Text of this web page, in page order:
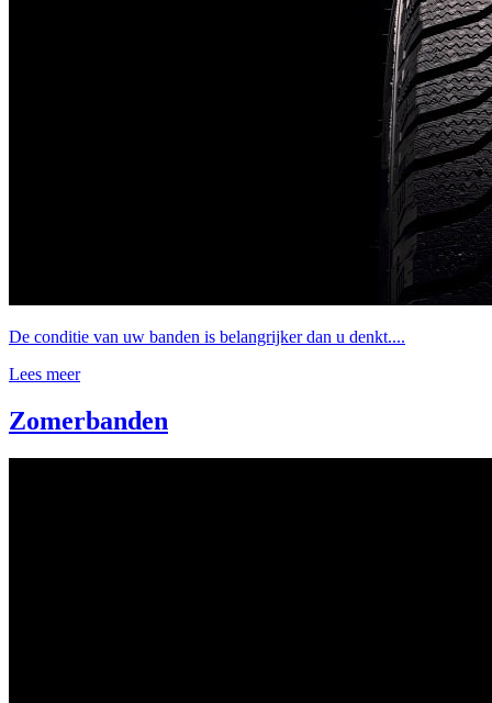
De conditie van uw banden is belangrijker dan u denkt....
Lees meer
Zomerbanden